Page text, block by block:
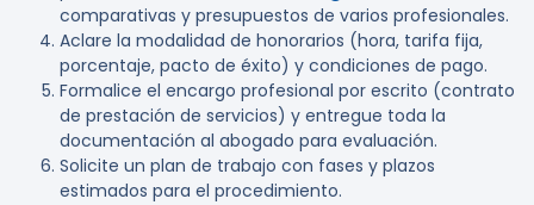
comparativas y presupuestos de varios profesionales.
Aclare la modalidad de honorarios (hora, tarifa fija,
porcentaje, pacto de éxito) y condiciones de pago.
Formalice el encargo profesional por escrito (contrato
de prestación de servicios) y entregue toda la
documentación al abogado para evaluación.
Solicite un plan de trabajo con fases y plazos
estimados para el procedimiento.